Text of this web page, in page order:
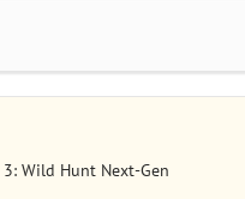
Survivor
норм..
Wild Hunt Next-Gen